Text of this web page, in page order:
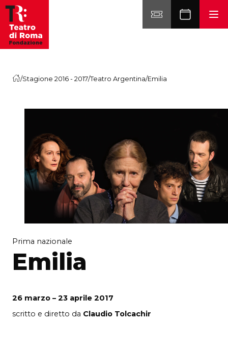
Vai al contenuto
/Stagione 2016 - 2017/Teatro Argentina/Emilia
Prima nazionale
Emilia
26 marzo – 23 aprile 2017
scritto e diretto da Claudio Tolcachir